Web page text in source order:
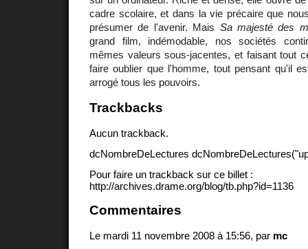
cadre scolaire, et dans la vie précaire que
présumer de l'avenir. Mais Sa majesté des
grand film, indémodable, nos sociétés
mêmes valeurs sous-jacentes, et faisant tout
faire oublier que l'homme, tout pensant qu'il
arrogé tous les pouvoirs.
Trackbacks
Aucun trackback.
dcNombreDeLectures
Pour faire un trackback sur ce billet :
http://archives.drame.org/blog/tb.php?id=1136
Commentaires
Le mardi 11 novembre 2008 à 15:56, par mc